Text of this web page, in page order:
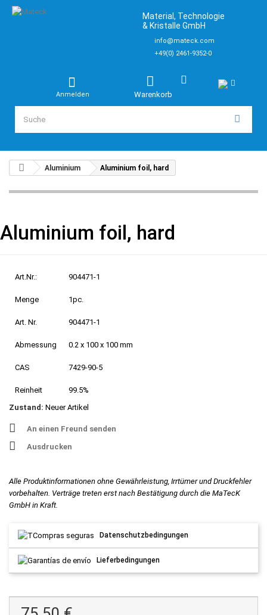
Material, Technologie
& Kristalle GmbH
info@mateck.com
+49(0) 2461-9352-0
Warenkorb
Anmelden
Aluminium Aluminium foil, hard
Aluminium foil, hard
Art.Nr.: 904471-1
Menge 1pc.
Art. Nr. 904471-1
Abmessung 0.2 x 100 x 100 mm
CAS 7429-90-5
Reinheit
99.5%
Zustand: Neuer Artikel
An einen Freund senden
Ausdrucken
Alle Produktinformationen ohne Gewährleistung, Irrtümer und Druckfehler
vorbehalten. Verträge treten erst nach Bestätigung durch die MaTecK
GmbH in Kraft.
Datenschutzbedingungen
Lieferbedingungen